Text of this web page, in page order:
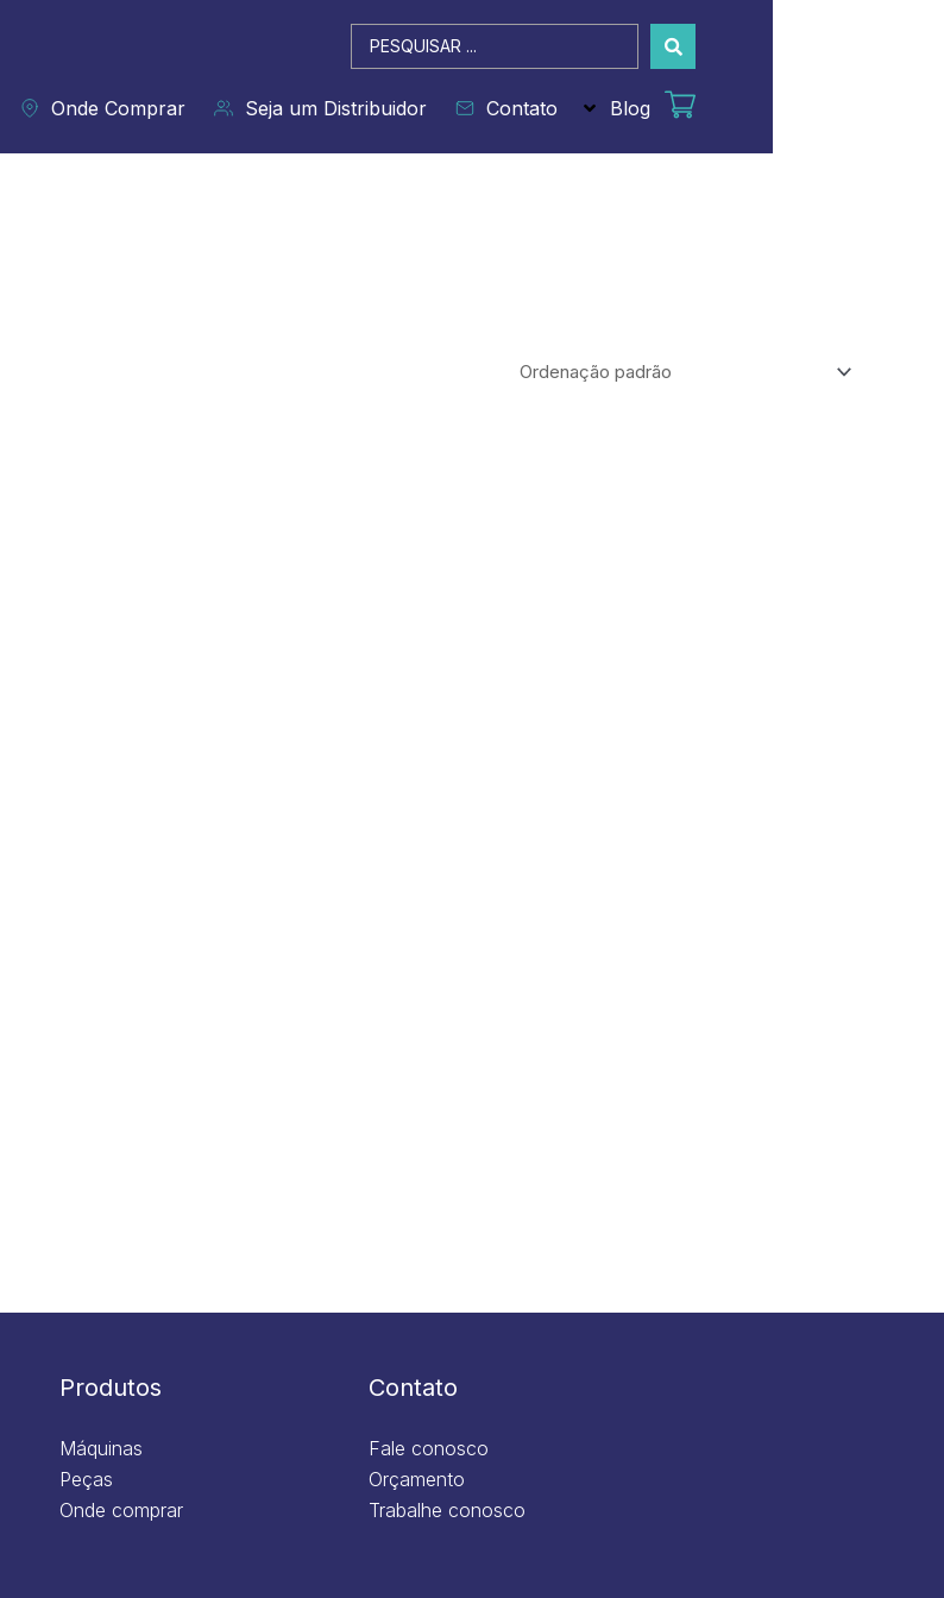
Pesquisar
...
Onde Comprar Seja um Distribuidor Contato Blog
Produtos
Máquinas
Peças
Onde comprar
Contato
Fale conosco
Orçamento
Trabalhe conosco